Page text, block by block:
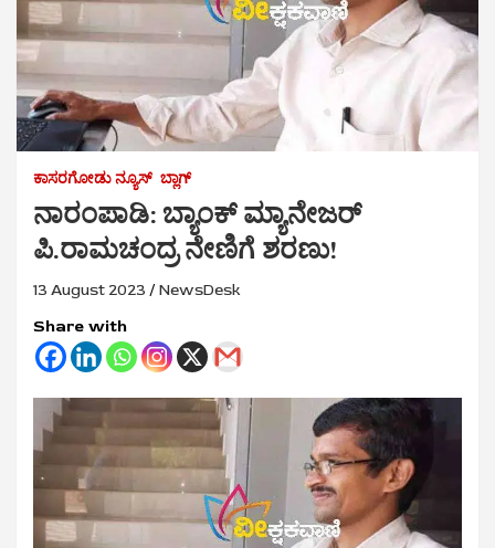
ಕಾಸರಗೋಡು ನ್ಯೂಸ್ ಬ್ಲಾಗ್
ನಾರಂಪಾಡಿ: ಬ್ಯಾಂಕ್‌ ಮ್ಯಾನೇಜರ್‌
ಪಿ.ರಾಮಚಂದ್ರ ನೇಣಿಗೆ ಶರಣು!
13 August 2023 NewsDesk
Share with